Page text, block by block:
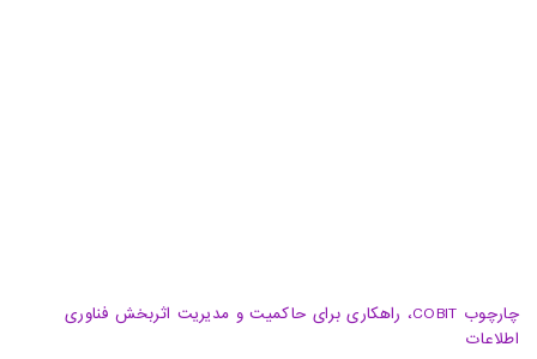
چارچوب COBIT، راهکاری برای حاکمیت و مدیریت اثربخش فناوری
اطلاعات